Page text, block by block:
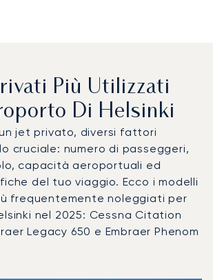
Più Utilizzati
Di Helsinki
jet privato, diversi fattori
cruciale: numero di passeggeri,
capacità aeroportuali ed
del tuo viaggio. Ecco i modelli
frequentemente noleggiati per
nel 2025: Cessna Citation
Legacy 650 e Embraer Phenom